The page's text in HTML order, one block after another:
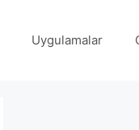
Uygulamalar